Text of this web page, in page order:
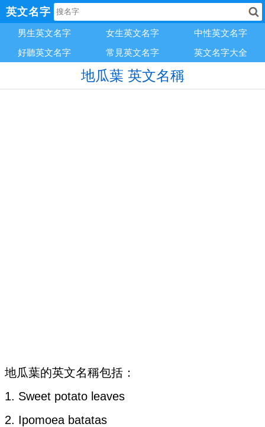
英文名字
男生英文名字 女生英文名字
中性英文名字
好聽英文名字
常見英文名字 英文名字大全
地瓜葉 英文名稱
地瓜葉的英文名稱包括：
1. Sweet potato leaves
2. Ipomoea batatas